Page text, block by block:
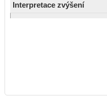
Interpretace zvýšení